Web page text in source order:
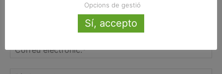
Opcions de gestió
Sí, accepto